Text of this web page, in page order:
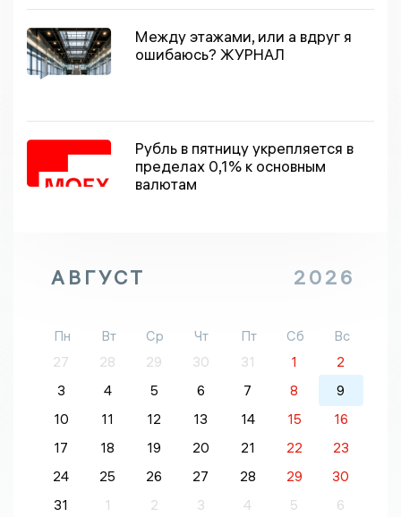
Между этажами, или а вдруг я
ошибаюсь? ЖУРНАЛ
Рубль в пятницу укрепляется в
пределах 0,1% к основным
валютам
АВГУСТ 2026
Пн Вт Ср Чт Пт Сб
Вс
27
28 29 30 31 1
2
3
4 5 6 7 8
9
10
11 12 13 14 15
16
17
18 19 20 21 22
23
24
25 26 27 28 29
30
31
1 2 3 4 5 6